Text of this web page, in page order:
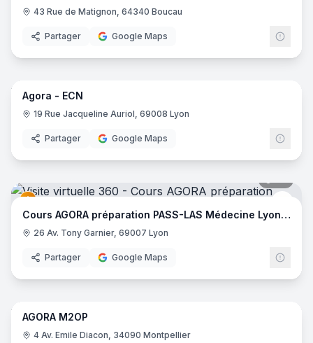
43 Rue de Matignon, 64340 Boucau
Partager Google Maps
32
Agora - ECN
19 Rue Jacqueline Auriol, 69008 Lyon
Partager Google Maps
Cours AGORA préparation PASS-LAS Médecine Lyon SUD
26 Av. Tony Garnier, 69007 Lyon
Partager Google Maps
18
AGORA M2OP
4 Av. Emile Diacon, 34090 Montpellier